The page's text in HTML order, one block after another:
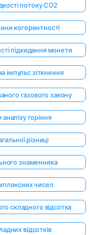
потоку CO2
когерентності
підкидання монети
імпульс зіткнення
газового закону
горіння
різниці
знаменника
чисел
складного відсотка
відсотків